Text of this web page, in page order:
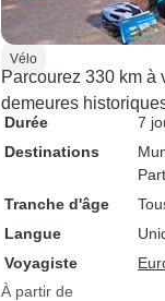
Vélo
Parcourez 330 km à
demeures
Durée
7
Destinations
Tranche d'âge
Langue
Voyagiste
À partir de